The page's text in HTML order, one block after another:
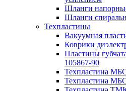
Шланги
Шланги
Техпластины
Вакуумная
Коврики
Пластины
105867-90
Техпластина
Техпластина